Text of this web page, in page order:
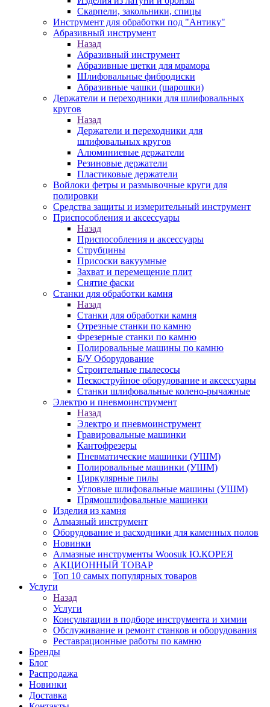
Скарпели, закольники, спицы
Инструмент для обработки под "Антику"
Абразивный инструмент
Назад
Абразивный инструмент
Абразивные щетки для мрамора
Шлифовальные фибродиски
Абразивные чашки (шарошки)
Держатели и переходники для шлифовальных
кругов
Назад
Держатели и переходники для
шлифовальных кругов
Алюминиевые держатели
Резиновые держатели
Пластиковые держатели
Войлоки фетры и размывочные круги для
полировки
Средства защиты и измерительный инструмент
Приспособления и аксессуары
Назад
Приспособления и аксессуары
Струбцины
Присоски вакуумные
Захват и перемещение плит
Снятие фаски
Станки для обработки камня
Назад
Станки для обработки камня
Отрезные станки по камню
Фрезерные станки по камню
Полировальные машины по камню
Б/У Оборудование
Строительные пылесосы
Пескоструйное оборудование и аксессуары
Станки шлифовальные колено-рычажные
Электро и пневмоинструмент
Назад
Электро и пневмоинструмент
Гравировальные машинки
Кантофрезеры
Пневматические машинки (УШМ)
Полировальные машинки (УШМ)
Циркулярные пилы
Угловые шлифовальные машины (УШМ)
Прямошлифовальные машинки
Изделия из камня
Алмазный инструмент
Оборудование и расходники для каменных полов
Новинки
Алмазные инструменты Woosuk Ю.КОРЕЯ
АКЦИОННЫЙ ТОВАР
Топ 10 самых популярных товаров
Услуги
Назад
Услуги
Консультации в подборе инструмента и химии
Обслуживание и ремонт станков и оборудования
Реставрационные работы по камню
Бренды
Блог
Распродажа
Новинки
Доставка